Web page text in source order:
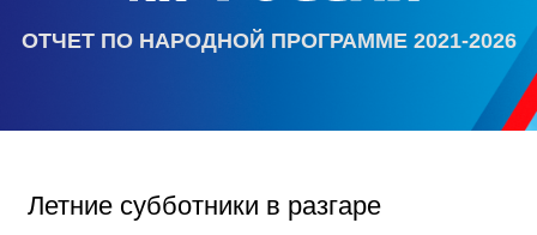
ОТЧЕТ ПО НАРОДНОЙ ПРОГРАММЕ 2021-2026
Летние субботники в разгаре